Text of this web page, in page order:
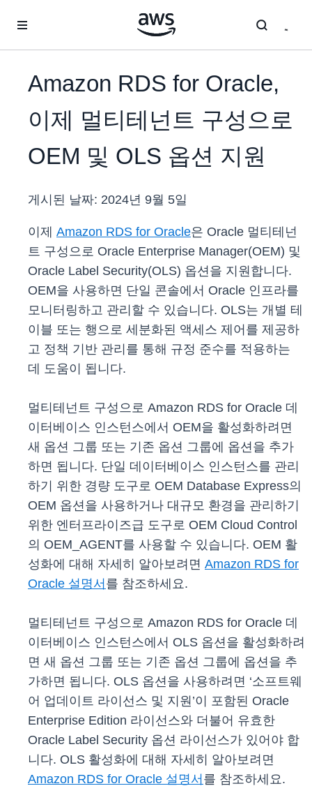
Amazon RDS for Oracle,
이제 멀티테넌트 구성으로
OEM 및 OLS 옵션 지원
게시된 날짜: 2024년 9월 5일
이제 Amazon RDS for Oracle은 Oracle 멀티테넌
트 구성으로 Oracle Enterprise Manager(OEM) 및
Oracle Label Security(OLS) 옵션을 지원합니다.
OEM을 사용하면 단일 콘솔에서 Oracle 인프라를
모니터링하고 관리할 수 있습니다. OLS는 개별 테
이블 또는 행으로 세분화된 액세스 제어를 제공하
고 정책 기반 관리를 통해 규정 준수를 적용하는
데 도움이 됩니다.
멀티테넌트 구성으로 Amazon RDS for Oracle 데
이터베이스 인스턴스에서 OEM을 활성화하려면
새 옵션 그룹 또는 기존 옵션 그룹에 옵션을 추가
하면 됩니다. 단일 데이터베이스 인스턴스를 관리
하기 위한 경량 도구로 OEM Database Express의
OEM 옵션을 사용하거나 대규모 환경을 관리하기
위한 엔터프라이즈급 도구로 OEM Cloud Control
의 OEM_AGENT를 사용할 수 있습니다. OEM 활
성화에 대해 자세히 알아보려면 Amazon RDS for
Oracle 설명서 를 참조하세요.
멀티테넌트 구성으로 Amazon RDS for Oracle 데
이터베이스 인스턴스에서 OLS 옵션을 활성화하려
면 새 옵션 그룹 또는 기존 옵션 그룹에 옵션을 추
가하면 됩니다. OLS 옵션을 사용하려면 ‘소프트웨
어 업데이트 라이선스 및 지원’이 포함된 Oracle
Enterprise Edition 라이선스와 더불어 유효한
Oracle Label Security 옵션 라이선스가 있어야 합
니다. OLS 활성화에 대해 자세히 알아보려면
Amazon RDS for Oracle 설명서 를 참조하세요.